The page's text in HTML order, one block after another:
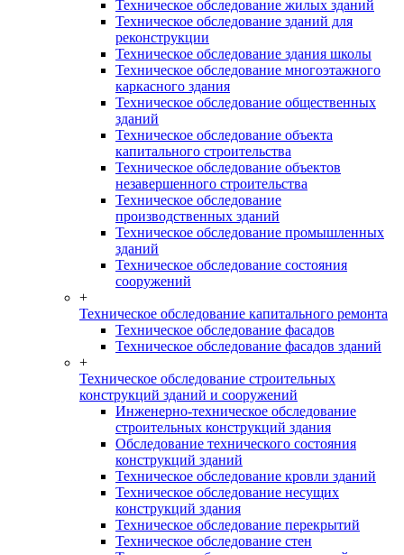
Техническое обследование жилых зданий
Техническое обследование зданий для
реконструкции
Техническое обследование здания школы
Техническое обследование многоэтажного
каркасного здания
Техническое обследование общественных
зданий
Техническое обследование объекта
капитального строительства
Техническое обследование объектов
незавершенного строительства
Техническое обследование
производственных зданий
Техническое обследование промышленных
зданий
Техническое обследование состояния
сооружений
+
Техническое обследование капитального ремонта
Техническое обследование фасадов
Техническое обследование фасадов зданий
+
Техническое обследование строительных
конструкций зданий и сооружений
Инженерно-техническое обследование
строительных конструкций здания
Обследование технического состояния
конструкций зданий
Техническое обследование кровли зданий
Техническое обследование несущих
конструкций здания
Техническое обследование перекрытий
Техническое обследование стен